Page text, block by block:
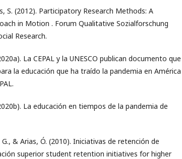
S. (2012). Participatory Research Methods: A
in Motion . Forum Qualitative Sozialforschung
Research.
La CEPAL y la UNESCO publican documento que
la educación que ha traído la pandemia en América
La educación en tiempos de la pandemia de
& Arias, Ó. (2010). Iniciativas de retención de
superior student retention initiatives for higher